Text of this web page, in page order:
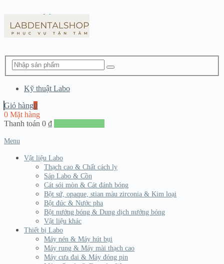
Kỹ thuật Labo
Giỏ hàng0
0 Mặt hàng
Thanh toán 0 ₫
Menu
Vật liệu Labo
Thạch cao & Chất cách ly
Sáp Labo & Cồn
Cát sói mòn & Cát đánh bóng
Bột sứ, opaque, stian màu zirconia & Kim loại
Bột đúc & Nước pha
Bột nướng bóng & Dung dịch nướng bóng
Vật liệu khác
Thiết bị Labo
Máy nén & Máy hút bụi
Máy rung & Máy mài thạch cao
Máy cưa đai & Máy đóng pin